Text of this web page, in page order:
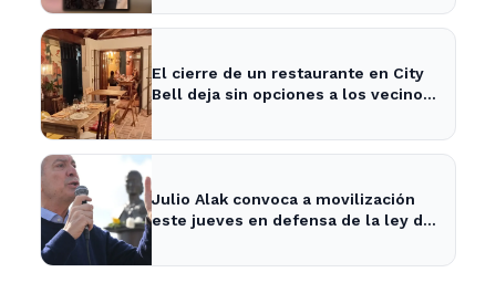
El cierre de un restaurante en City
Bell deja sin opciones a los vecinos
Julio Alak convoca a movilización
este jueves en defensa de la ley de